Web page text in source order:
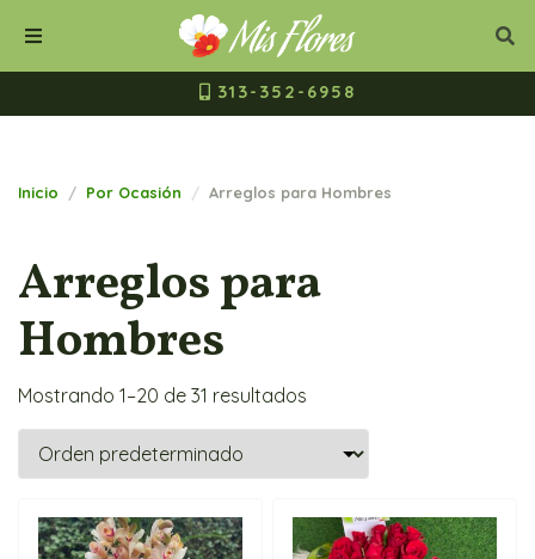
Cerrar
Buscar
313-352-6958
Inicio Por Ocasión Arreglos para Hombres
Arreglos para
Hombres
Mostrando 1–20 de 31 resultados